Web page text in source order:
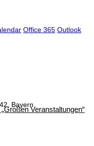
Veranstaltungen“
Office 365 Outlook
Bayern